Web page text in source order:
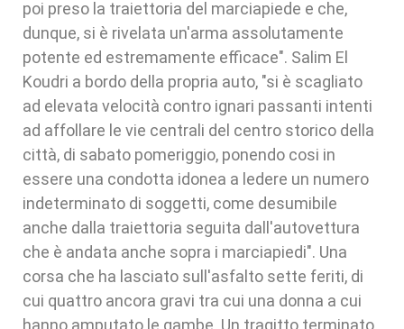
poi preso la traiettoria del marciapiede e che,
dunque, si è rivelata un'arma assolutamente
potente ed estremamente efficace". Salim El
Koudri a bordo della propria auto, "si è scagliato
ad elevata velocità contro ignari passanti intenti
ad affollare le vie centrali del centro storico della
città, di sabato pomeriggio, ponendo cosi in
essere una condotta idonea a ledere un numero
indeterminato di soggetti, come desumibile
anche dalla traiettoria seguita dall'autovettura
che è andata anche sopra i marciapiedi". Una
corsa che ha lasciato sull'asfalto sette feriti, di
cui quattro ancora gravi tra cui una donna a cui
hanno amputato le gambe. Un tragitto terminato